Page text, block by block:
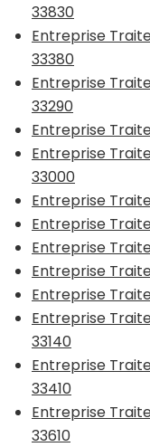
33830
Entreprise
33380
Entreprise
33290
Entreprise
Entreprise
33000
Entreprise
Entreprise
Entreprise
Entreprise
Entreprise
Entreprise
33140
Entreprise
33410
Entreprise
33610